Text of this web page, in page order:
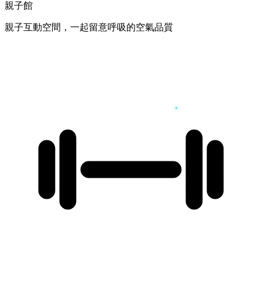
親子館
親子互動空間，一起留意呼吸的空氣品質